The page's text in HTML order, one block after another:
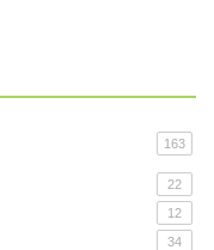
163
22
12
34